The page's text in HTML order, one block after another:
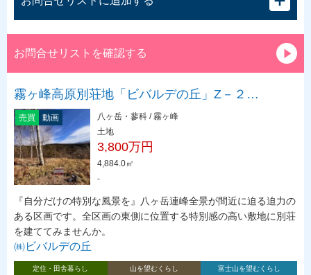
お問合せリストを確認する
霧ヶ峰高原別荘地「ビバルデの丘」Z－２…
売買 動画
八ヶ岳・蓼科 / 霧ヶ峰
土地
3,800万円
4,884.0㎡
-
『自分だけの特別な風景を』八ヶ岳連峰全景が間近に迫る迫力の
ある区画です。全区画の東側に位置する特別感の高い敷地に別荘
を建ててみませんか。
㈱ビバルデの丘
定住・田舎暮らし 山を望むくらし
富士山を望むくらし